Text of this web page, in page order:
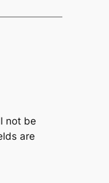
not be
are